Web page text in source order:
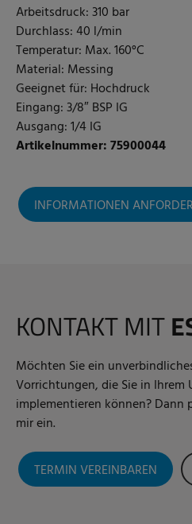
Arbeitsdruck: 310 bar
Durchlass: 40 l/min
Temperatur: Max. 160°C
Material: Messing
Geeignet für: Hochdruck
Eingang: 3/8″ BSP IG
Ausgang: 1/4 IG
Artikelnummer: 75900044
INFORMATIONEN
KONTAKT MIT
Möchten Sie ein
Vorrichtungen, die Sie in Ihrem
implementieren können? Dann
mir ein.
TERMIN VEREINBAREN